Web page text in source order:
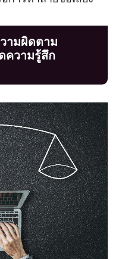
ามผิดตาม
ความรู้สึก